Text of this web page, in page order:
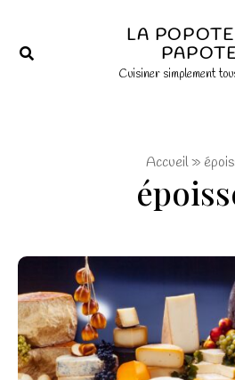
LA
Cuisiner simplement
Accueil»